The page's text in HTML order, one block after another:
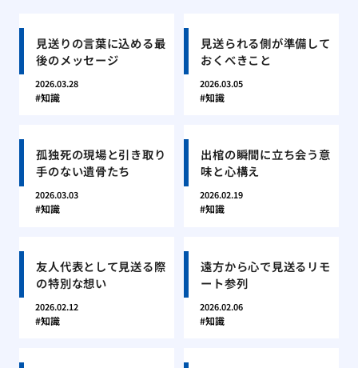
見送りの言葉に込める最
後のメッセージ
2026.03.28
知識
見送られる側が準備して
おくべきこと
2026.03.05
知識
孤独死の現場と引き取り
手のない遺骨たち
2026.03.03
知識
出棺の瞬間に立ち会う意
味と心構え
2026.02.19
知識
友人代表として見送る際
の特別な想い
2026.02.12
知識
遠方から心で見送るリモ
ート参列
2026.02.06
知識